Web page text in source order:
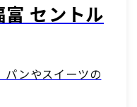
セントル
パンやスイーツの